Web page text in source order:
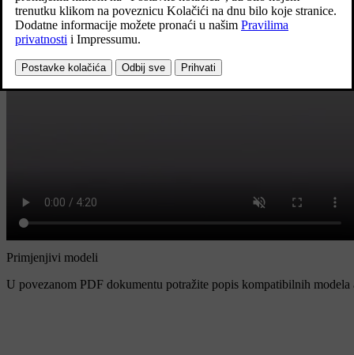
Primjenjivi modeli
U povezanom PDF dokumentu potražite popis kompatibilnih